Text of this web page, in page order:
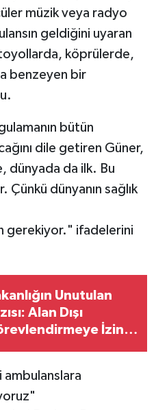
müzik veya radyo
geldiğini uyaran
köprülerde,
benzeyen bir
bütün
dile getiren Güner,
dünyada da ilk. Bu
dünyanın sağlık
gerekiyor." ifadelerini
Unutulan
Alan Dışı
İzin